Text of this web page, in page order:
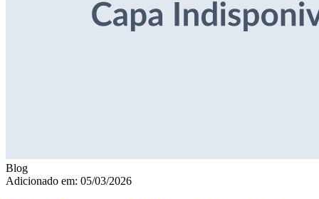
Blog
Adicionado em: 05/03/2026